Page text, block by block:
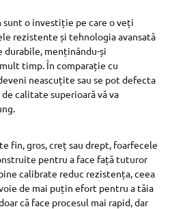
o investiție pe care o veți
rezistente și tehnologia avansată
durabile, menținându-și
timp. În comparație cu
neascuțite sau se pot defecta
calitate superioară vă va
fin, gros, creț sau drept, foarfecele
pentru a face față tuturor
calibrate reduc rezistența, ceea
de mai puțin efort pentru a tăia
că face procesul mai rapid, dar